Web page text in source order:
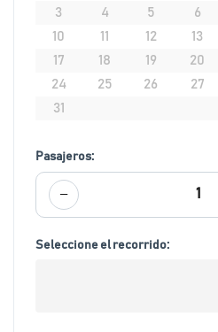
3
4 5 6
10
11 12 13
17
18 19 20
24
25 26 27
31
Pasajeros:
− 1
Seleccione el recorrido: